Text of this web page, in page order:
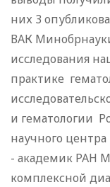
них 3
ВАК
исследования
практике
и гематологии
научного
- академик РАН
комплексной